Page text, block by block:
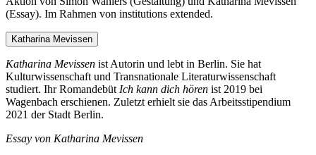
(Essay). Im Rahmen von institutions extended.
Katharina Mevissen
Katharina Mevissen ist Autorin und lebt in Berlin. Sie hat
Kulturwissenschaft und Transnationale Literaturwissenschaft
studiert. Ihr Romandebüt Ich kann dich hören ist 2019 bei
Wagenbach erschienen. Zuletzt erhielt sie das Arbeitsstipendium
2021 der Stadt Berlin.
Essay von Katharina Mevissen